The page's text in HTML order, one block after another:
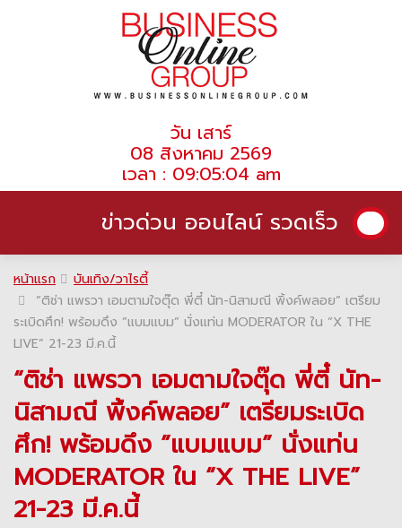
วัน เสาร์
08 สิงหาคม 2569
เวลา : 09:05:04 am
ข่าวด่วน ออนไลน์ รวดเร็ว
หน้าแรก
บันเทิง/วาไรตี้
“ติช่า แพรวา เอมตามใจตุ๊ด พี่ตี๋ นัท-นิสามณี พิ้งค์พลอย” เตรียม
ระเบิดศึก! พร้อมดึง ”แบมแบม” นั่งแท่น MODERATOR ใน “X THE
LIVE” 21-23 มี.ค.นี้
“ติช่า แพรวา เอมตามใจตุ๊ด พี่ตี๋ นัท-
นิสามณี พิ้งค์พลอย” เตรียมระเบิด
ศึก! พร้อมดึง ”แบมแบม” นั่งแท่น
MODERATOR ใน “X THE LIVE”
21-23 มี.ค.นี้